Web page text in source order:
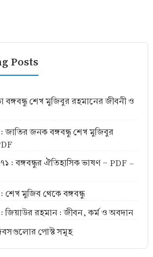
Posts
বঙ্গবন্ধু শেখ মুজিবুর রহমানের জীবনী ও
: জাতির জনক বঙ্গবন্ধু শেখ মুজিবুর
: বঙ্গবন্ধুর ঐতিহাসিক ভাষণ - PDF -
: শেখ মুজিব থেকে বঙ্গবন্ধু
: জিয়াউর রহমান : জীবন, কর্ম ও অবদান
পোস্ট সমূহ